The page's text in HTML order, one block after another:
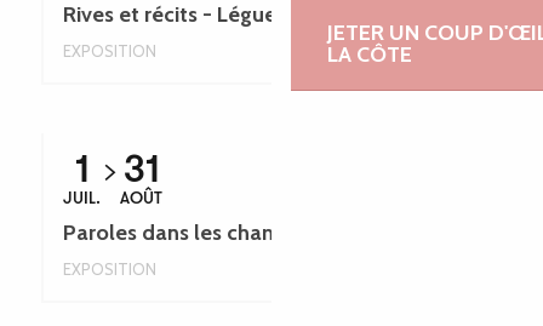
JETER UN COUP
LA CÔTE
Rives et récits - Léguer en fête
EXPOSITION
1
JUIL.
31
AOÛT
Paroles dans les champs - Léguer en fête
EXPOSITION